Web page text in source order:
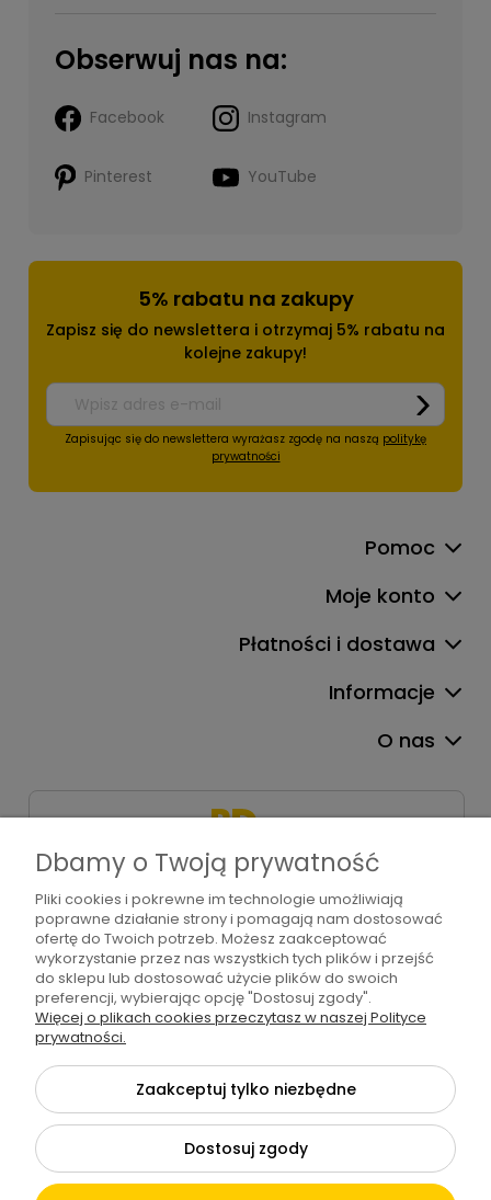
Obserwuj nas na:
Facebook Instagram
Pinterest YouTube
5% rabatu na zakupy
Zapisz się do newslettera i otrzymaj 5% rabatu na
kolejne zakupy!
Zapisując się do newslettera wyrażasz zgodę na naszą politykę
prywatności
Pomoc
Moje konto
Płatności i dostawa
Informacje
O nas
+48 571 310 234
sklep@bdart.pl
©2026 Wszelkie Prawa Zastrzeżone | BD art
Szablon Flex byEcommercy
Pokaż pełną wersję strony
Dbamy o Twoją prywatność
Pliki cookies i pokrewne im technologie umożliwiają
poprawne działanie strony i pomagają nam dostosować
ofertę do Twoich potrzeb. Możesz zaakceptować
wykorzystanie przez nas wszystkich tych plików i przejść
do sklepu lub dostosować użycie plików do swoich
preferencji, wybierając opcję "Dostosuj zgody".
Więcej o plikach cookies przeczytasz w naszej Polityce
prywatności.
Zaakceptuj tylko niezbędne
Dostosuj zgody